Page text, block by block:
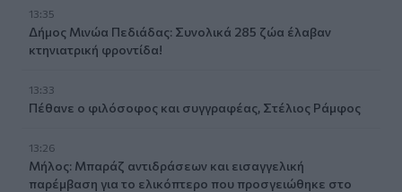
13:35
Δήμος Μινώα Πεδιάδας: Συνολικά 285 ζώα έλαβαν
κτηνιατρική φροντίδα!
13:33
Πέθανε ο φιλόσοφος και συγγραφέας, Στέλιος Ράμφος
13:26
Μήλος: Μπαράζ αντιδράσεων και εισαγγελική
παρέμβαση για το ελικόπτερο που προσγειώθηκε στο